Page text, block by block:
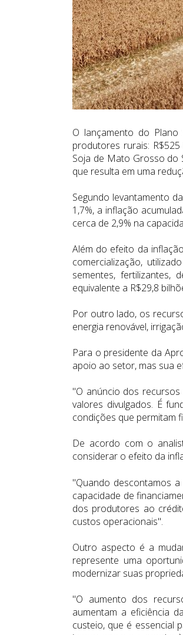
O lançamento do
produtores rurais:
Soja de Mato Grosso do
que resulta em uma
Segundo levantamento
1,7%, a inflação
cerca de 2,9% na
Além do efeito da
comercialização,
sementes, fertilizantes,
equivalente a R$29,8
Por outro lado, os
energia renovável,
Para o presidente da
apoio ao setor, mas sua
"O anúncio dos
valores divulgados. É
condições que permitam
De acordo com o
considerar o efeito da
"Quando descontamos
capacidade de
dos produtores ao
custos operacionais".
Outro aspecto é a
represente uma
modernizar suas
"O aumento dos
aumentam a eficiência
custeio, que é essencial